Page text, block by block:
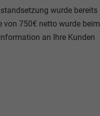
wurde bereits
von 750€ netto wurde beim
an Ihre Kunden